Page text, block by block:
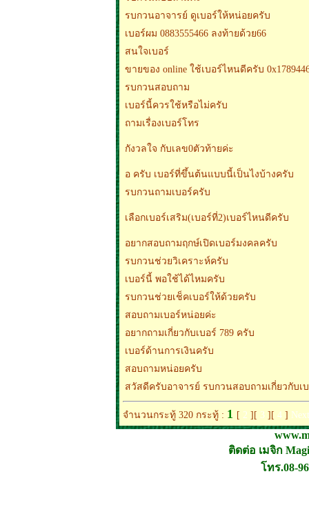
รบกวนอาจารย์ ดูเบอร์ให้หน่อยครับ
เบอร์ผม 0883555466 ลงท้ายด้วย66
สนใจเบอร์
ขายของ online ใช้เบอร์ไหนดีครับ
รบกวนสอบถาม
เบอร์นี้ควรใช้หรือไม่ครับ
ถามเรื่องเบอร์โทร
กังวลใจ กับเลข0ตัวท้ายค่ะ
อ ครับ เบอร์ที่ขึ้นต้นแบบนี้เป็นไงบ้างครับ
รบกวนถามเบอร์ครับ
เลือกเบอร์เสริม(เบอร์ที่2)เบอร์ไหนดีครับ
อยากสอบถามฤกษ์เปิดเบอร์มงคลครับ
รบกวนช่วยวิเคราะห์ครับ
เบอร์นี้ พอใช้ได้ไหมครับ
รบกวนช่วยเช็คเบอร์ให้ด้วยครับ
สอบถามเบอร์หน่อยค่ะ
อยากถามเกี่ยวกับเบอร์ 789 ครับ
เบอร์ด้านการเงินครับ
สอบถามหน่อยครับ
สวัสดีครับอาจารย์ รบกวนสอบถามเกี่ยวกับเ
จำนวนกระทู้ 320 กระทู้ : 1 [ 2 ][ 3 ][ 4 ]
ติดต่อ เมจิก
โทร.08-